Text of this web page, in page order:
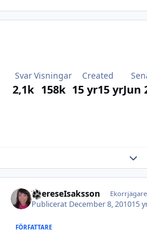
Svar
2,1k
Visningar
158k
Created
15 yr15 yrJun
ThereseIsaksson Ekorrjägare
Publicerat December 8, 201015
FÖRFATTARE